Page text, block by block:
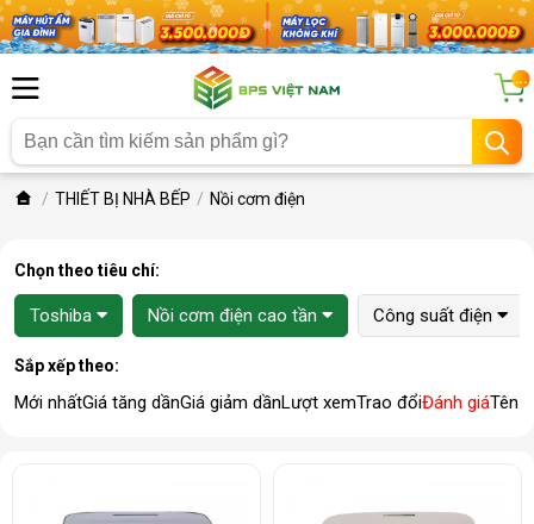
...
THIẾT BỊ NHÀ BẾP Nồi cơm điện
Chọn theo tiêu chí:
Toshiba Nồi cơm điện cao tần Công suất điện
Sắp xếp theo:
Mới nhấtGiá tăng dầnGiá giảm dầnLượt xemTrao đổiĐánh giáTên